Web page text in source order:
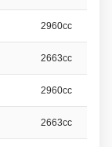
2960cc
2663cc
2960cc
2663cc